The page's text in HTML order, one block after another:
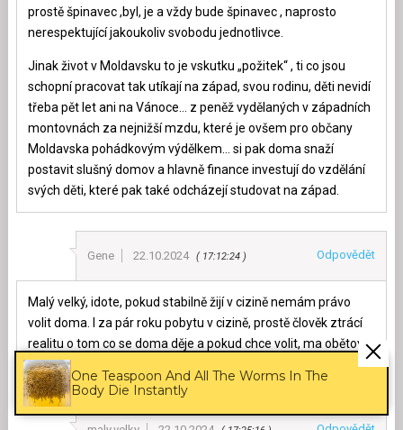
prostě špinavec ,byl, je a vždy bude špinavec , naprosto
nerespektující jakoukoliv svobodu jednotlivce.
Jinak život v Moldavsku to je vskutku „požitek“ , ti co jsou
schopní pracovat tak utíkají na západ, svou rodinu, děti nevidí
třeba pět let ani na Vánoce… z peněž vydělaných v západních
montovnách za nejnižší mzdu, které je ovšem pro občany
Moldavska pohádkovým výdělkem… si pak doma snaží
postavit slušný domov a hlavně finance investují do vzdělání
svých děti, které pak také odcházejí studovat na západ.
Gene 22.10.2024 17:12:24 Odpovědět
Malý velký, idote, pokud stabilně žijí v cizině nemám právo
volit doma. I za pár roku pobytu v cizině, prostě člověk ztrácí
realitu o tom co se doma děje a pokud chce volit, ma obětovat
svůj čas a k volbam se osobně dostavit.
One Teaspoon And All The Worms In The
Body Die Instantly